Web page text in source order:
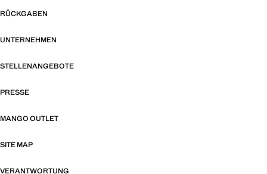
RÜCKGABEN
UNTERNEHMEN
STELLENANGEBOTE
PRESSE
MANGO OUTLET
SITE MAP
VERANTWORTUNG